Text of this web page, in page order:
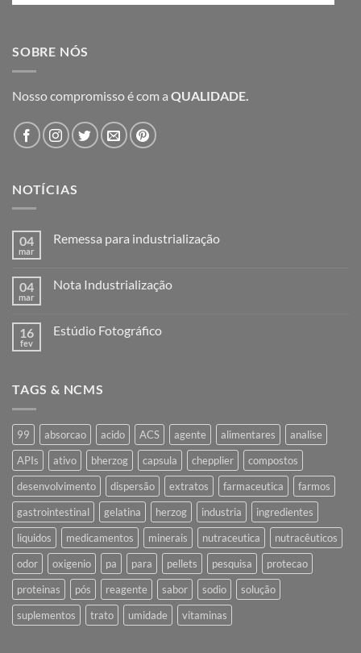
SOBRE NÓS
Nosso compromisso é com a QUALIDADE.
NOTÍCIAS
04
mar
Remessa para industrialização
Remessa
04
mar
Nota Industrialização
Nota
16
fev
Estúdio Fotográfico
Fotográfico
TAGS & NCMS
99 absorcao acido ACS agente alimentares
analise
APIs
ativo bherzog capsula chepplier
compostos
desenvolvimento
dispersão extratos farmaceutica
farmos
gastrointestinal
gelatina herzog industria
ingredientes
liquidos
medicamentos minerais nutraceutica
nutracêuticos
odor
oxigenio pa para pellets pesquisa
protecao
proteinas
pós reagente sabor sodio
solução
suplementos
trato umidade vitaminas